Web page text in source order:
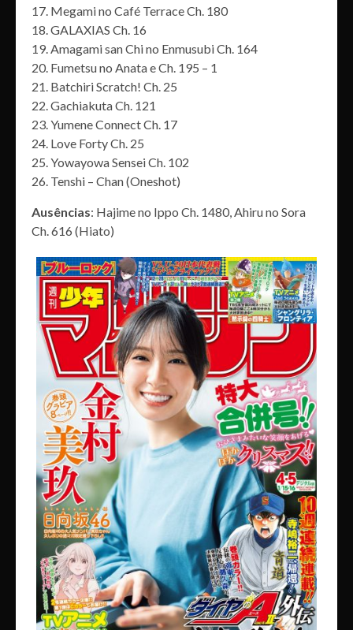
17. Megami no Café Terrace Ch. 180
18. GALAXIAS Ch. 16
19. Amagami san Chi no Enmusubi Ch. 164
20. Fumetsu no Anata e Ch. 195 – 1
21. Batchiri Scratch! Ch. 25
22. Gachiakuta Ch. 121
23. Yumene Connect Ch. 17
24. Love Forty Ch. 25
25. Yowayowa Sensei Ch. 102
26. Tenshi – Chan (Oneshot)
Ausências: Hajime no Ippo Ch. 1480, Ahiru no Sora
Ch. 616 (Hiato)